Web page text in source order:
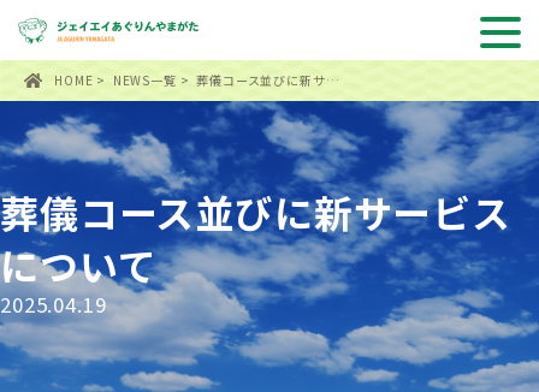
HOME > NEWS一覧 > 葬儀コース並びに新サ…
葬儀コース並びに新サービス
について
2025.04.19